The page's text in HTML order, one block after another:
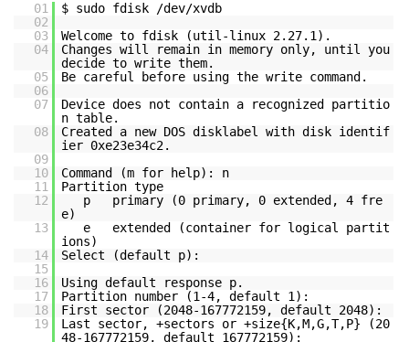
01
$ sudo fdisk /dev/xvdb
02
03
Welcome to fdisk (util-linux 2.27.1).
04
Changes will remain in memory only, until you
decide to write them.
05
Be careful before using the write command.
06
07
Device does not contain a recognized partitio
n table.
08
Created a new DOS disklabel with disk identif
ier 0xe23e34c2.
09
10
Command (m for help): n
11
Partition type
12
p primary (0 primary, 0 extended, 4 fre
e)
13
e extended (container for logical partit
ions)
14
Select (default p):
15
16
Using default response p.
17
Partition number (1-4, default 1):
18
First sector (2048-167772159, default 2048):
19
Last sector, +sectors or +size{K,M,G,T,P} (20
48-167772159, default 167772159):